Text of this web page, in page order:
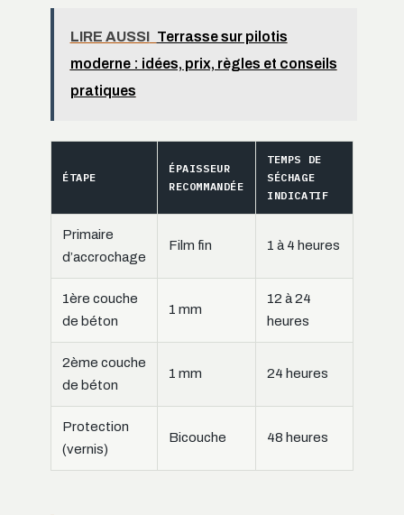
LIRE AUSSI Terrasse sur pilotis
moderne : idées, prix, règles et conseils
pratiques
ÉTAPE
ÉPAISSEUR
RECOMMANDÉE
TEMPS DE
SÉCHAGE
INDICATIF
Primaire
d’accrochage
Film fin 1 à 4 heures
1ère couche
de béton
1 mm
12 à 24
heures
2ème couche
de béton
1 mm 24 heures
Protection
(vernis)
Bicouche 48 heures